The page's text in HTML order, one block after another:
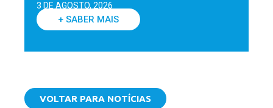
3 DE AGOSTO, 2026
+ SABER MAIS
VOLTAR PARA NOTÍCIAS